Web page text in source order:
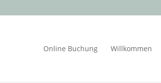
Online Buchung Willkommen